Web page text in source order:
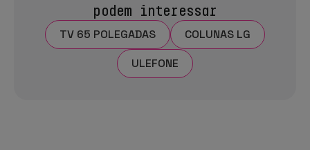
podem interessar
TV 65 POLEGADAS
COLUNAS LG
ULEFONE